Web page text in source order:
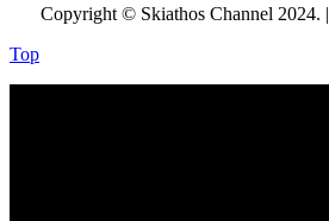
Copyright © Skiathos Channel 2024. |
Top